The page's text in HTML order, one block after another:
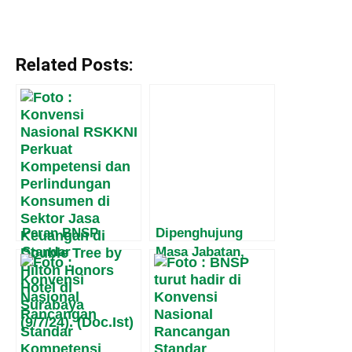
Related Posts:
Peran BNSP
Standar
Kompetensi di
Konvensi Nasional
untuk Peningkatan
Perlindungan
Konsumen
Dipenghujung
Masa Jabatan,
Harvey Malaihollo
Masih
Mesosialisasikan
Empat Pilar MPR
Kepada